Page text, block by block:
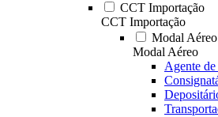
CCT Importação
CCT Importação
Modal Aéreo
Modal Aéreo
Agente de